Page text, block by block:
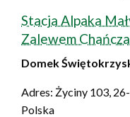
Stacja Alpaka
Zalewem Chańcza
Domek
Adres: Życiny 103,
Polska